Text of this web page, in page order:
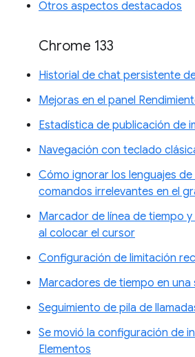
Otros aspectos destacados
Chrome 133
Historial de chat persistente
Mejoras en el panel
Estadística de publicación de
Navegación con teclado
Cómo ignorar los lenguajes
comandos irrelevantes en el
Marcador de línea de tiempo
al colocar el cursor
Configuración de limitación
Marcadores de tiempo en una
Seguimiento de pila de
Se movió la configuración de
Elementos